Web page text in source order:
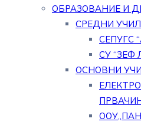
ОБРАЗОВАНИЕ И
СРЕДНИ
СЕПУГС
СУ
ОСНОВНИ